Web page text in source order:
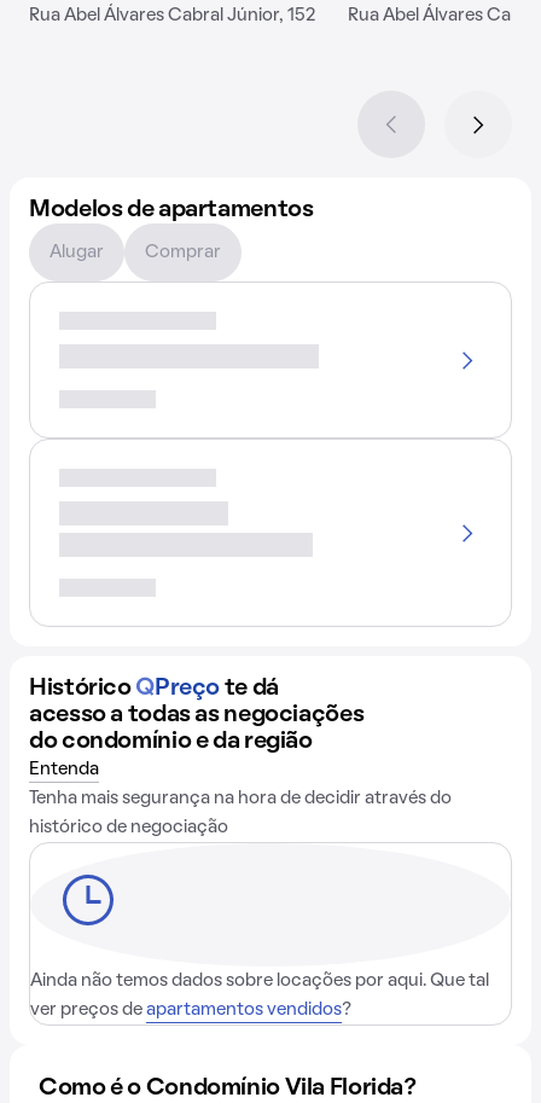
Rua Abel Álvares Cabral Júnior, 152 Rua Abel Álvares
Modelos de apartamentos
Alugar Comprar
Histórico QPreço te dá
acesso a todas as negociações
do condomínio e da região
Entenda
Tenha mais segurança na hora de decidir através do
histórico de negociação
Ainda não temos dados sobre locações por aqui. Que tal
ver preços de apartamentos vendidos?
Como é o Condomínio Vila Florida?